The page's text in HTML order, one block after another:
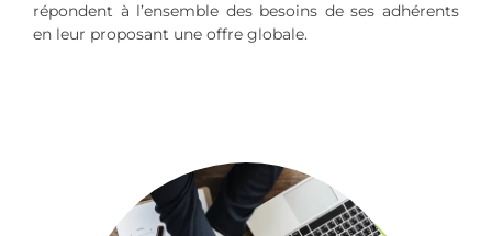
répondent à l’ensemble des besoins de ses adhérents
en leur proposant une offre globale.